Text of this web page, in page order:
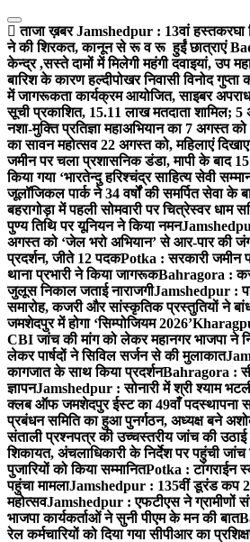
Skip
to
content
ताजा ख़बरJamshedpur : 13वां हस्तकरघा
ने की शिरकत, कानून से रू व रू हुईं छात्राएं
केन्द्र ,सस्ते दामों में मिलेगी महंगी दवाइयां, उप
बारिश के कारण हल्दीपोखर निवासी विनोद
में जागरूकता कार्यक्रम आयोजित, साइबर
सूची प्रकाशित, 15.11 लाख मतदाता शामिल;
नशा-मुक्ति प्रतिज्ञा महाअभियान का 7 अगस्त
का सावन महोत्सव 22 अगस्त को, महिलाएं
जमीन पर चला प्रशासनिक डंडा, मापी के बाद
किया गया ‘भारतेन्दु हरिश्चंद्र साहित्य सेवी
जूलॉजिकल पार्क ने 34 वर्षों की समर्पित सेवा के
बहरागोड़ा में पहली सोमवारी पर चित्रेस्वर
पुण्य तिथि पर यूनियन ने किया नमन
अगस्त को ‘जेल भरो अभियान’ से आर-पार की
प्रदर्शन, जीते 12 पदकPotka : सरकारी
थाना प्रभारी ने किया जागरूकBahragora :
जुलूस निकाल जताई नाराजगीJamshedpur :
समारोह, कजरी और सांस्कृतिक प्रस्तुतियों ने
जमशेदपुर में होगा ‘सिम्पोजियम 2026’
CBI जांच की मांग को लेकर महानगर भाजपा ने
लेकर पार्षदों ने सिविल सर्जन से की मुलाकात
कागजात के साथ किया प्रदर्शनBahragora :
ज्ञापनJamshedpur : सोनारी में श्री श्याम
क्लब ऑफ जमशेदपुर ईस्ट का 49वाँ पदस्थापना
प्रबंधन समिति का हुआ पुनर्गठन, अध्यक्ष बने
संताली प्रश्नपत्र की उच्चस्तरीय जांच की उठाई
शिकायत, अंचलाधिकारी के निर्देश पर पहुंची जांच
पुजारियों को किया सम्मानितPotka : टांगराईन
पहुंचा मामलाJamshedpur : 135वीं डूरंड कप
महोत्सवJamshedpur : एफटीएस ने ग्रामीणों
भाजपा कार्यकर्ताओं ने सुनी पीएम के मन की बात
रेल कर्मचारियों को दिया गया सीपीआर का